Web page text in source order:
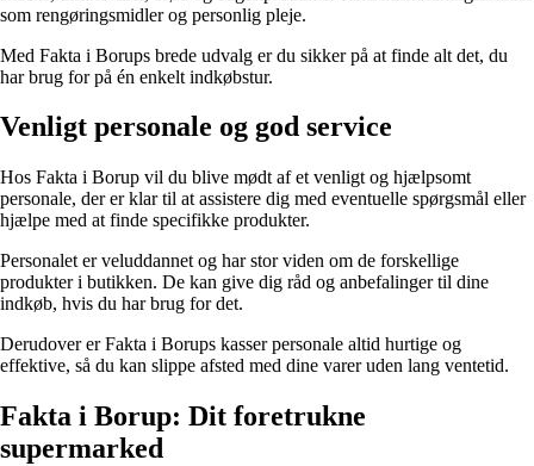
som rengøringsmidler og personlig pleje.
Med Fakta i Borups brede udvalg er du sikker på at finde alt det, du
har brug for på én enkelt indkøbstur.
Venligt personale og god service
Hos Fakta i Borup vil du blive mødt af et venligt og hjælpsomt
personale, der er klar til at assistere dig med eventuelle spørgsmål eller
hjælpe med at finde specifikke produkter.
Personalet er veluddannet og har stor viden om de forskellige
produkter i butikken. De kan give dig råd og anbefalinger til dine
indkøb, hvis du har brug for det.
Derudover er Fakta i Borups kasser personale altid hurtige og
effektive, så du kan slippe afsted med dine varer uden lang ventetid.
Fakta i Borup: Dit foretrukne
supermarked